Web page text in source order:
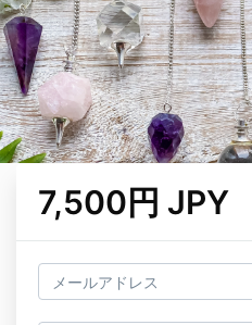
7,500円 JPY